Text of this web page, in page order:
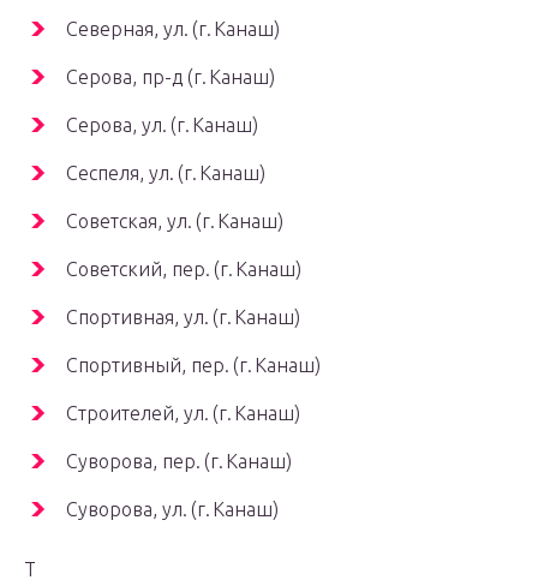
Северная, ул. (г. Канаш)
Серова, пр-д (г. Канаш)
Серова, ул. (г. Канаш)
Сеспеля, ул. (г. Канаш)
Советская, ул. (г. Канаш)
Советский, пер. (г. Канаш)
Спортивная, ул. (г. Канаш)
Спортивный, пер. (г. Канаш)
Строителей, ул. (г. Канаш)
Суворова, пер. (г. Канаш)
Суворова, ул. (г. Канаш)
Т